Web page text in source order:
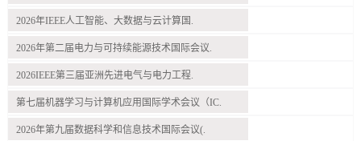
2026年IEEE人工智能、大数据与云计算国.
2026年第二届电力与可持续能源技术国际会议.
2026IEEE第三届亚洲先进电气与电力工程.
第七届机器学习与计算机应用国际学术会议（IC.
2026年第九届数据科学和信息技术国际会议(.